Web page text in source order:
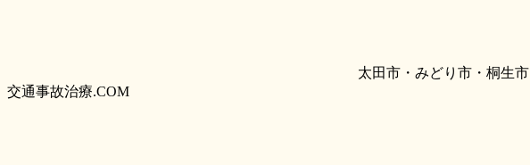
太田市・みどり市・桐生市
交通事故治療.COM